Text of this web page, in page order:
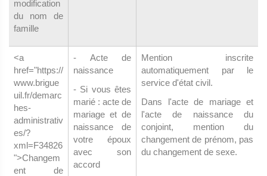
modification
du nom de
famille
<a
href="https://
www.brigue
uil.fr/demarc
hes-
administrativ
es/?
xml=F34826
">Changem
ent de
- Acte de
naissance
- Si vous êtes
marié : acte de
mariage et de
naissance de
votre époux
avec son
accord
Mention inscrite
automatiquement par le
service d'état civil.
Dans l'acte de mariage et
l'acte de naissance du
conjoint, mention du
changement de prénom, pas
du changement de sexe.